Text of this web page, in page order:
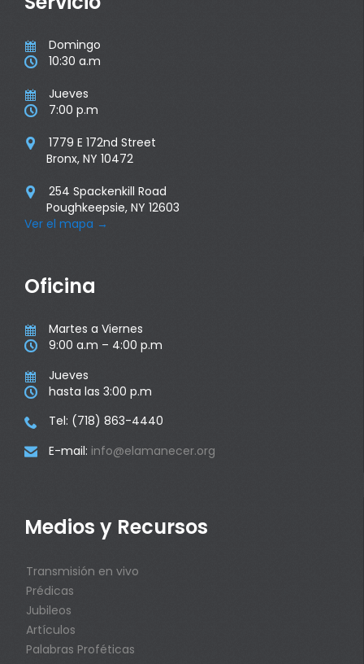
 Domingo
 10:30 a.m
 Jueves
 7:00 p.m

1779 E 172nd Street
Bronx, NY 10472

254 Spackenkill Road
Poughkeepsie, NY 12603
Ver el mapa →
Oficina
 Martes a Viernes
 9:00 a.m – 4:00 p.m
 Jueves
 hasta las 3:00 p.m
 Tel: (718) 863-4440
 E-mail: info@elamanecer.org
Medios y Recursos
Transmisión en vivo
Prédicas
Jubileos
Artículos
Palabras Proféticas